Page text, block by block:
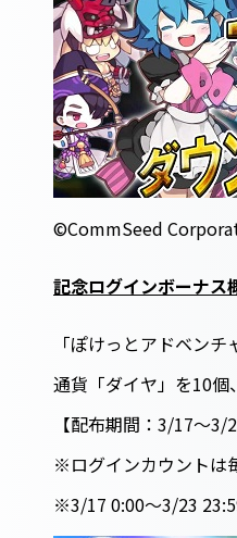
©CommSeed
記念ログインボーナス
「ぽけっとアドベン
通貨「ダイヤ」を10個
【配布期間：3/17～3/
※ログインカウントは
※3/17 0:00～3/23